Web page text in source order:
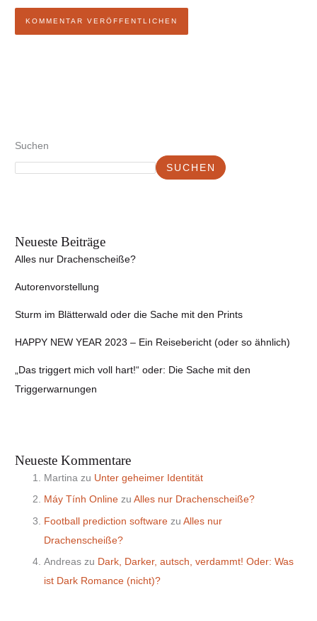
Suchen
SUCHEN
Neueste Beiträge
Alles nur Drachenscheiße?
Autorenvorstellung
Sturm im Blätterwald oder die Sache mit den Prints
HAPPY NEW YEAR 2023 – Ein Reisebericht (oder so ähnlich)
„Das triggert mich voll hart!“ oder: Die Sache mit den
Triggerwarnungen
Neueste Kommentare
Martina zu Unter geheimer Identität
Máy Tính Online zuAlles nur Drachenscheiße?
Football prediction software zuAlles nur
Drachenscheiße?
Andreas zu Dark, Darker, autsch, verdammt! Oder: Was
ist Dark Romance (nicht)?